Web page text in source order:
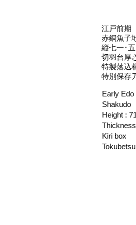
江戸前
赤銅魚子
縦七一･
切羽台厚
特製落込
特別保存
Early
Shakudo
Height :
Kiri box